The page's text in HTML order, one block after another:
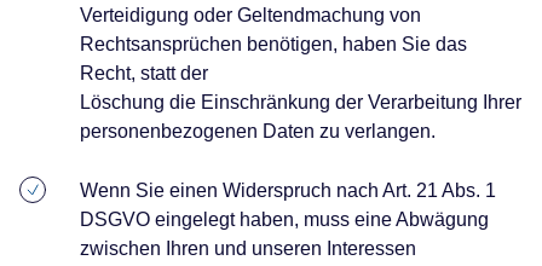
Verteidigung oder Geltendmachung von
Rechtsansprüchen benötigen, haben Sie das
Recht, statt der
Löschung die Einschränkung der Verarbeitung Ihrer
personenbezogenen Daten zu verlangen.
Wenn Sie einen Widerspruch nach Art. 21 Abs. 1
DSGVO eingelegt haben, muss eine Abwägung
zwischen Ihren und unseren Interessen